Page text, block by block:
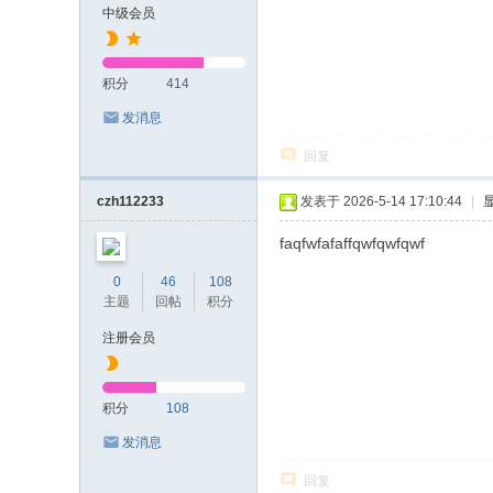
中级会员
积分 414
发消息
回复
czh112233
0
主题
46
回帖
108
积分
注册会员
积分 108
发消息
发表于 2026-5-14 17:10:44
faqfwfafaffqwfqwfqwf
回复